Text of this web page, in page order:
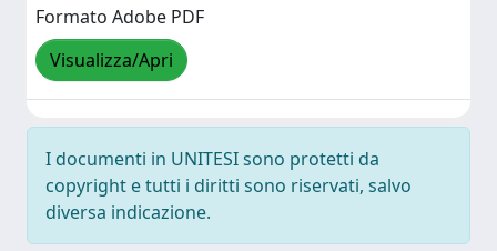
Formato Adobe PDF
Visualizza/Apri
I documenti in UNITESI sono protetti da
copyright e tutti i diritti sono riservati, salvo
diversa indicazione.